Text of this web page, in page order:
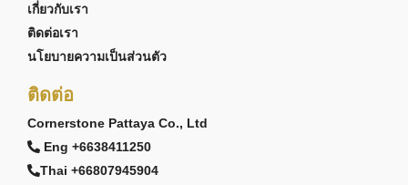
เกี่ยวกับเรา
ติดต่อเรา
นโยบายความเป็นส่วนตัว
ติดต่อ
Cornerstone Pattaya Co., Ltd
Eng +6638411250
Thai +66807945904